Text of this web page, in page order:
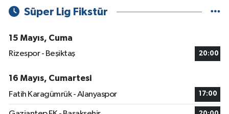
Süper Lig Fikstür
15 Mayıs, Cuma
Rizespor - Beşiktaş
20:00
16 Mayıs, Cumartesi
Fatih Karagümrük - Alanyaspor
17:00